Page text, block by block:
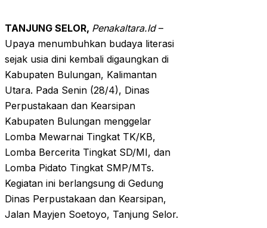
TANJUNG SELOR, Penakaltara.Id–
Upaya menumbuhkan budaya literasi
sejak usia dini kembali digaungkan di
Kabupaten Bulungan, Kalimantan
Utara. Pada Senin (28/4), Dinas
Perpustakaan dan Kearsipan
Kabupaten Bulungan menggelar
Lomba Mewarnai Tingkat TK/KB,
Lomba Bercerita Tingkat SD/MI, dan
Lomba Pidato Tingkat SMP/MTs.
Kegiatan ini berlangsung di Gedung
Dinas Perpustakaan dan Kearsipan,
Jalan Mayjen Soetoyo, Tanjung Selor.